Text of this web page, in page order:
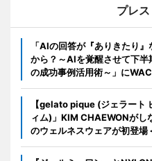
プレ
「AIの回答が『ありきたり
から？～AIを覚醒させて下
の成功事例活用術～」に
【gelato pique (ジェラート
ィム)」KIM CHAEWONがし
のウェルネスウェアが初登場